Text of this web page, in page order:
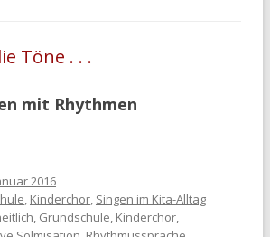
Töne . . .
mit Rhythmen
2016
, Kinderchor, Singen im Kita-Alltag
, Grundschule, Kinderchor,